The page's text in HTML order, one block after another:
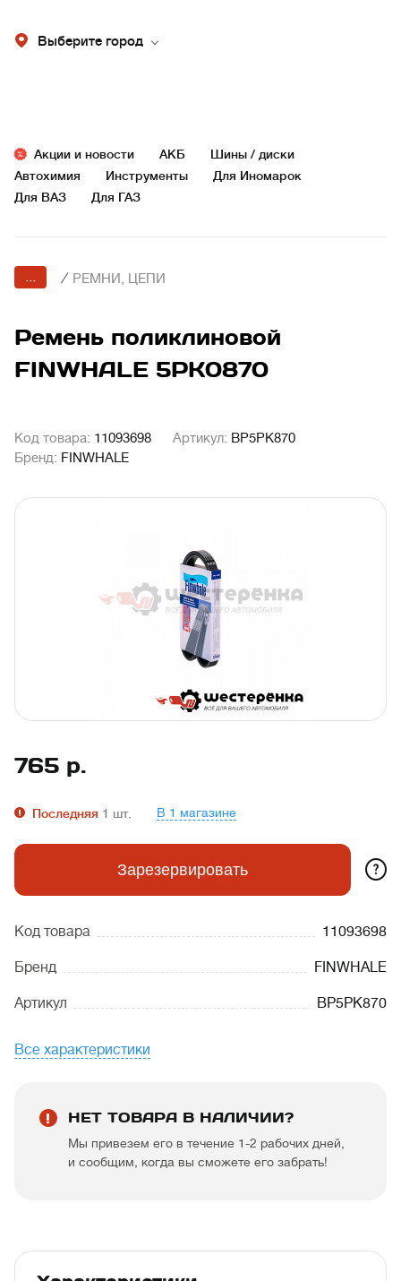
Выберите город
Акции и новости АКБ
Шины / диски
Автохимия
Инструменты
Для Иномарок
Для ВАЗ
Для ГАЗ
... / РЕМНИ, ЦЕПИ
Ремень поликлиновой
FINWHALE 5PK0870
Код товара: 11093698 Артикул: BP5PK870
Бренд: FINWHALE
765 р.
Последняя 1 шт. В 1 магазине
Зарезервировать ?
Код товара 11093698
Бренд FINWHALE
Артикул BP5PK870
Все характеристики
НЕТ ТОВАРА В НАЛИЧИИ?
Мы привезем его в течение 1-2 рабочих дней,
и сообщим, когда вы сможете его забрать!